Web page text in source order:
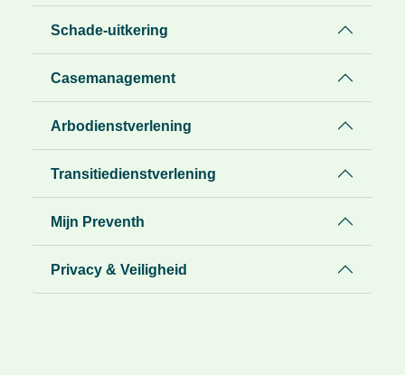
Schade-uitkering
Casemanagement
Arbodienstverlening
Transitiedienstverlening
Mijn Preventh
Privacy & Veiligheid